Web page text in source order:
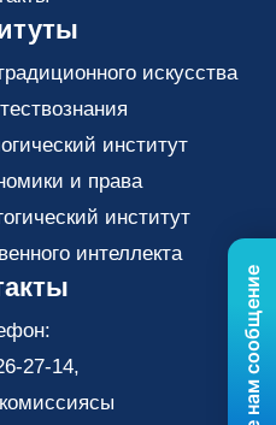
искусства
институт
и права
институт
интеллекта
27-14,